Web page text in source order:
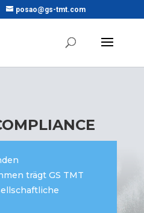
posao@gs-tmt.com
trägt GS TMT